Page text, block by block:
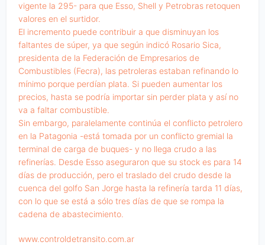
vigente la 295- para que Esso, Shell y Petrobras retoquen
valores en el surtidor.
El incremento puede contribuir a que disminuyan los
faltantes de súper, ya que según indicó Rosario Sica,
presidenta de la Federación de Empresarios de
Combustibles (Fecra), las petroleras estaban refinando lo
mínimo porque perdían plata. Si pueden aumentar los
precios, hasta se podría importar sin perder plata y así no
va a faltar combustible.
Sin embargo, paralelamente continúa el conflicto petrolero
en la Patagonia -está tomada por un conflicto gremial la
terminal de carga de buques- y no llega crudo a las
refinerías. Desde Esso aseguraron que su stock es para 14
días de producción, pero el traslado del crudo desde la
cuenca del golfo San Jorge hasta la refinería tarda 11 días,
con lo que se está a sólo tres días de que se rompa la
cadena de abastecimiento.
www.controldetransito.com.ar